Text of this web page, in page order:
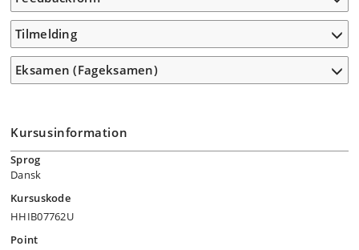
Tilmelding
Eksamen (Fageksamen)
Kursusinformation
Sprog
Dansk
Kursuskode
HHIB07762U
Point